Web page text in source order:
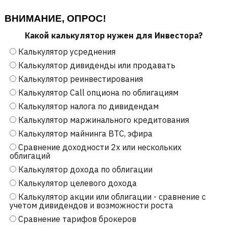
ВНИМАНИЕ, ОПРОС!
Какой калькулятор нужен для Инвестора?
Калькулятор усреднения
Калькулятор дивиденды или продавать
Калькулятор реинвестирования
Калькулятор Call опциона по облигациям
Калькулятор налога по дивидендам
Калькулятор маржинального кредитования
Калькулятор майнинга BTC, эфира
Сравнение доходности 2х или нескольких
облигаций
Калькулятор дохода по облигации
Калькулятор целевого дохода
Калькулятор акции или облигации - сравнение с
учетом дивидендов и возможности роста
Сравнение тарифов брокеров